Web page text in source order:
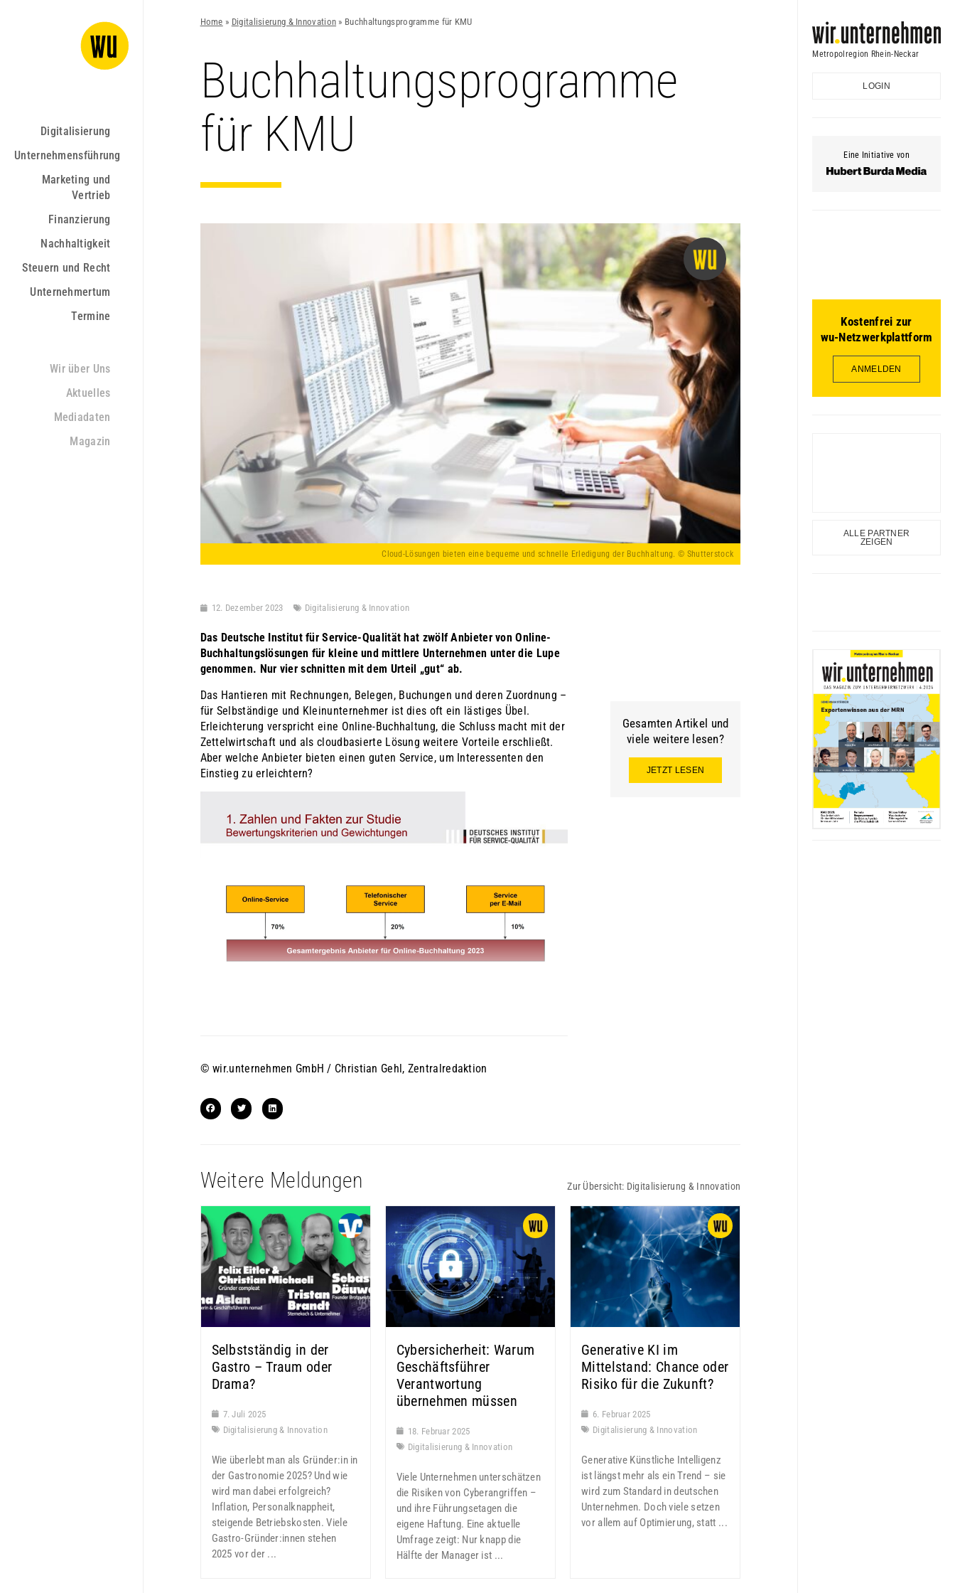
Digitalisierung
Unternehmensführung
Marketing und
Vertrieb
Finanzierung
Nachhaltigkeit
Steuern und Recht
Unternehmertum
Termine
Wir über Uns
Aktuelles
Mediadaten
Magazin
Home » Digitalisierung & Innovation » Buchhaltungsprogramme für KMU
Buchhaltungsprogramme
für KMU
Cloud-Lösungen bieten eine bequeme und schnelle Erledigung der Buchhaltung. © Shutterstock
12. Dezember 2023 Digitalisierung & Innovation
Das Deutsche Institut für Service-Qualität hat zwölf Anbieter von Online-
Buchhaltungslösungen für kleine und mittlere Unternehmen unter die Lupe
genommen. Nur vier schnitten mit dem Urteil „gut“ ab.
Das Hantieren mit Rechnungen, Belegen, Buchungen und deren Zuordnung –
für Selbständige und Kleinunternehmer ist dies oft ein lästiges Übel.
Erleichterung verspricht eine Online-Buchhaltung, die Schluss macht mit der
Zettelwirtschaft und als cloudbasierte Lösung weitere Vorteile erschließt.
Aber welche Anbieter bieten einen guten Service, um Interessenten den
Einstieg zu erleichtern?
© wir.unternehmen GmbH / Christian Gehl, Zentralredaktion
Gesamten Artikel und
viele weitere lesen?
JETZT LESEN
Weitere Meldungen Zur Übersicht: Digitalisierung & Innovation
Selbstständig in der
Gastro – Traum oder
Drama?
7. Juli 2025
Digitalisierung & Innovation
Wie überlebt man als Gründer:in in
der Gastronomie 2025? Und wie
wird man dabei erfolgreich?
Inflation, Personalknappheit,
steigende Betriebskosten. Viele
Gastro-Gründer:innen stehen
2025 vor der ...
Cybersicherheit: Warum
Geschäftsführer
Verantwortung
übernehmen müssen
18. Februar 2025
Digitalisierung & Innovation
Viele Unternehmen unterschätzen
die Risiken von Cyberangriffen –
und ihre Führungsetagen die
eigene Haftung. Eine aktuelle
Umfrage zeigt: Nur knapp die
Hälfte der Manager ist ...
Generative KI im
Mittelstand: Chance oder
Risiko für die Zukunft?
6. Februar 2025
Digitalisierung & Innovation
Generative Künstliche Intelligenz
ist längst mehr als ein Trend – sie
wird zum Standard in deutschen
Unternehmen. Doch viele setzen
vor allem auf Optimierung, statt ...
Metropolregion Rhein-Neckar
LOGIN
Eine Initiative von
Kostenfrei zur
wu-Netzwerkplattform
ANMELDEN
ALLE PARTNER
ZEIGEN